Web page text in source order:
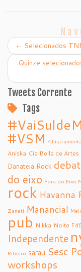
← Selecionados
Quinze
Tweets Corrente
Tags
#VSM
Aniska Cia Bella de Artes
Danateia Rock
do eixo Fora do Eixo
rock Havanna
Zaneti Manancial
pub Nikka Noite
Independente
Ribeiro sarau Sesc
workshops